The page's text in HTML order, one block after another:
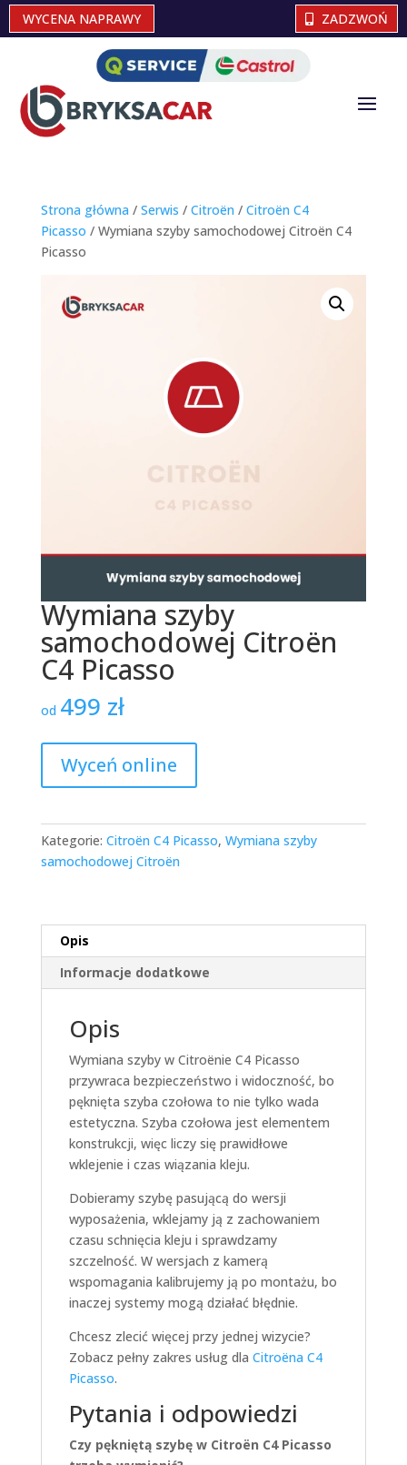
WYCENA NAPRAWY ZADZWOŃ
Strona główna / Serwis / Citroën / Citroën C4
Picasso / Wymiana szyby samochodowej Citroën C4
Picasso
Wymiana szyby
samochodowej Citroën
C4 Picasso
od 499 zł
Wyceń online
Kategorie: Citroën C4 Picasso, Wymiana szyby
samochodowej Citroën
Opis
Informacje dodatkowe
Opis
Wymiana szyby w Citroënie C4 Picasso
przywraca bezpieczeństwo i widoczność, bo
pęknięta szyba czołowa to nie tylko wada
estetyczna. Szyba czołowa jest elementem
konstrukcji, więc liczy się prawidłowe
wklejenie i czas wiązania kleju.
Dobieramy szybę pasującą do wersji
wyposażenia, wklejamy ją z zachowaniem
czasu schnięcia kleju i sprawdzamy
szczelność. W wersjach z kamerą
wspomagania kalibrujemy ją po montażu, bo
inaczej systemy mogą działać błędnie.
Chcesz zlecić więcej przy jednej wizycie?
Zobacz pełny zakres usług dla Citroëna C4
Picasso.
Pytania i odpowiedzi
Czy pękniętą szybę w Citroën C4 Picasso